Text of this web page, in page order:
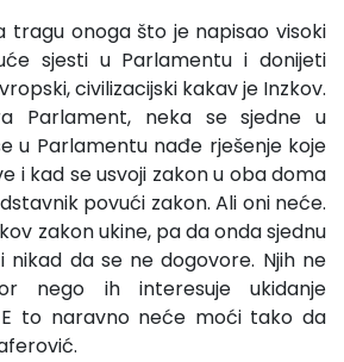
tragu onoga što je napisao visoki
sjesti u Parlamentu i donijeti
civilizacijski kakav je Inzkov.
Parlament, neka se sjedne u
u Parlamentu nađe rješenje koje
i kad se usvoji zakon u oba doma
povući zakon. Ali oni neće.
zakon ukine, pa da onda sjednu
nikad da se ne dogovore. Njih ne
nego ih interesuje ukidanje
E to naravno neće moći tako da